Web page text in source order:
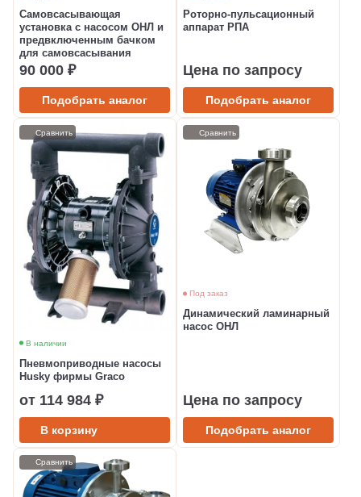
Самовсасывающая
установка с насосом ОНЛ и
предвключенным бачком
для самовсасывания
90 000 ₽
Подобрать аналог
Роторно-пульсационный
аппарат РПА
Цена по запросу
Подобрать аналог
В наличии
Пневмоприводные насосы
Husky фирмы Graco
от 114 984 ₽
В корзину
Сравнить
Под заказ
Динамический ламинарный
насос ОНЛ
Цена по запросу
Подобрать аналог
Сравнить
Сравнить